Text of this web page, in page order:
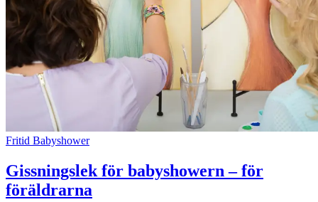
Fritid Babyshower
Gissningslek för babyshowern – för
föräldrarna